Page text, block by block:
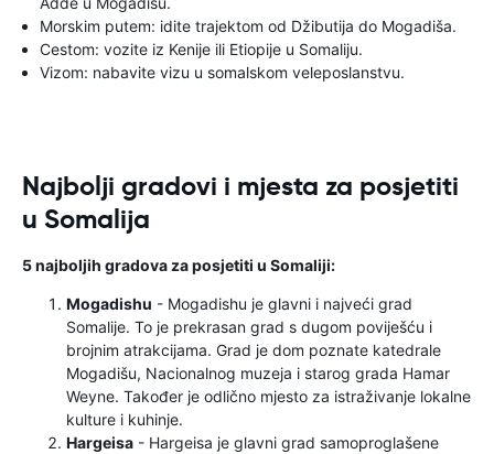
Morskim putem: idite trajektom od Džibutija do Mogadiša.
Cestom: vozite iz Kenije ili Etiopije u Somaliju.
Vizom: nabavite vizu u somalskom veleposlanstvu.
Najbolji gradovi i mjesta za posjetiti
u Somalija
5 najboljih gradova za posjetiti u Somaliji:
Mogadishu - Mogadishu je glavni i najveći grad
Somalije. To je prekrasan grad s dugom poviješću i
brojnim atrakcijama. Grad je dom poznate katedrale
Mogadišu, Nacionalnog muzeja i starog grada Hamar
Weyne. Također je odlično mjesto za istraživanje lokalne
kulture i kuhinje.
Hargeisa - Hargeisa je glavni grad samoproglašene